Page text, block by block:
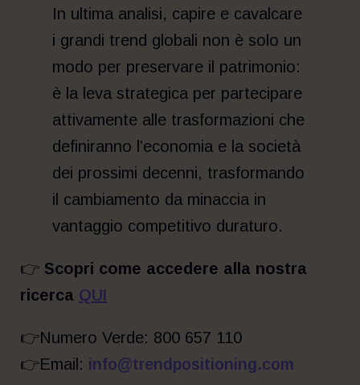
In ultima analisi, capire e cavalcare
i grandi trend globali non è solo un
modo per preservare il patrimonio:
è la leva strategica per partecipare
attivamente alle trasformazioni che
definiranno l’economia e la società
dei prossimi decenni, trasformando
il cambiamento da minaccia in
vantaggio competitivo duraturo.
👉 Scopri come accedere alla nostra
ricerca QUI
👉Numero Verde: 800 657 110
👉Email: info@trendpositioning.com